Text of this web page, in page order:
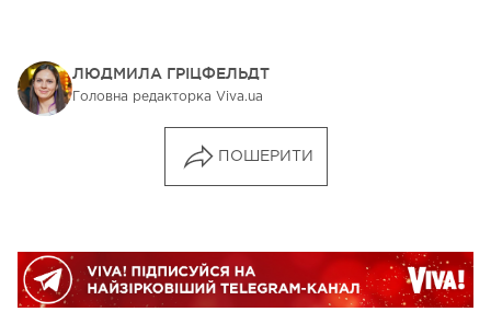
ЛЮДМИЛА ГРІЦФЕЛЬДТ
Головна редакторка Viva.ua
ПОШЕРИТИ